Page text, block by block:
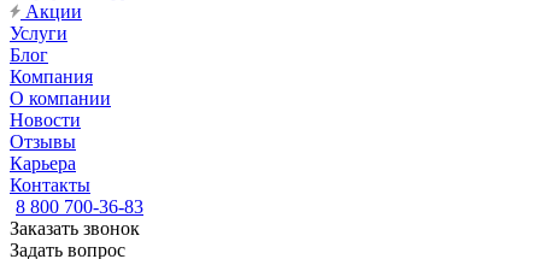
Акции
Услуги
Блог
Компания
О компании
Новости
Отзывы
Карьера
Контакты
8 800 700-36-83
Заказать звонок
Задать вопрос